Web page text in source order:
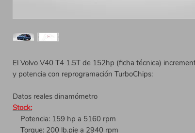
El Volvo V40 T4 1.5T de 152hp (ficha técnica)
y potencia con reprogramación TurboChips:
Datos reales dinamómetro
Stock:
Potencia: 159 hp a 5160 rpm
Torque: 200 lb.pie a 2940 rpm